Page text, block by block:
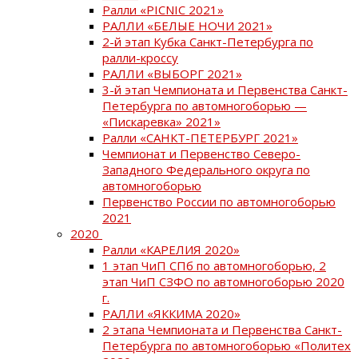
Ралли «PICNIC 2021»
РАЛЛИ «БЕЛЫЕ НОЧИ 2021»
2-й этап Кубка Санкт-Петербурга по
ралли-кроссу
РАЛЛИ «ВЫБОРГ 2021»
3-й этап Чемпионата и Первенства Санкт-
Петербурга по автомногоборью —
«Пискаревка» 2021»
Ралли «САНКТ-ПЕТЕРБУРГ 2021»
Чемпионат и Первенство Северо-
Западного Федерального округа по
автомногоборью
Первенство России по автомногоборью
2021
2020
Ралли «КАРЕЛИЯ 2020»
1 этап ЧиП СПб по автомногоборью, 2
этап ЧиП СЗФО по автомногоборью 2020
г.
РАЛЛИ «ЯККИМА 2020»
2 этапа Чемпионата и Первенства Санкт-
Петербурга по автомногоборью «Политех